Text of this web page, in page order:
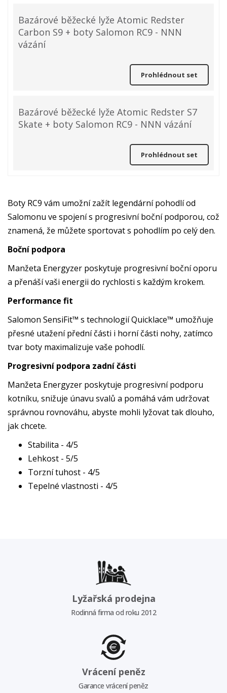
Bazárové běžecké lyže Atomic Redster
Carbon S9 + boty Salomon RC9 - NNN
vázání
Prohlédnout set
Bazárové běžecké lyže Atomic Redster S7
Skate + boty Salomon RC9 - NNN vázání
Prohlédnout set
Boty RC9 vám umožní zažít legendární pohodlí od
Salomonu ve spojení s progresivní boční podporou, což
znamená, že můžete sportovat s pohodlím po celý den.
Boční podpora
Manžeta Energyzer poskytuje progresivní boční oporu
a přenáší vaši energii do rychlosti s každým krokem.
Performance fit
Salomon SensiFit™ s technologií Quicklace™ umožňuje
přesné utažení přední části i horní části nohy, zatímco
tvar boty maximalizuje vaše pohodlí.
Progresivní podpora zadní části
Manžeta Energyzer poskytuje progresivní podporu
kotníku, snižuje únavu svalů a pomáhá vám udržovat
správnou rovnováhu, abyste mohli lyžovat tak dlouho,
jak chcete.
Stabilita - 4/5
Lehkost - 5/5
Torzní tuhost - 4/5
Tepelné vlastnosti - 4/5
Lyžařská prodejna
Rodinná firma od roku 2012
Vrácení peněz
Garance vrácení peněz